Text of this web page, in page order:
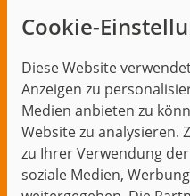
Cookie-
Diese Website
Anzeigen zu
Medien anbieten zu
Website zu analysieren.
zu Ihrer Verwendung
soziale Medien,
Themen im Fokus
Events